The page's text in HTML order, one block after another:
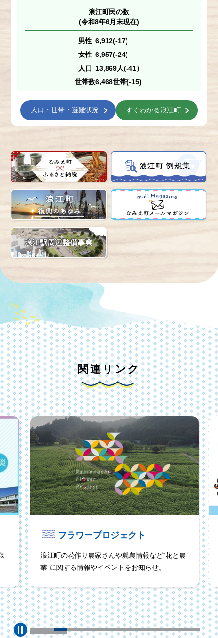
浪江町民の数
(令和8年6月末現在)
男性 6,912(-17)
女性 6,957(-24)
人口 13,869人(-41）
世帯数6,468世帯(-15)
人口・世帯・避難状況 すぐわかる浪江町
関連リンク
うけどん広場
うけどんデザインのダウンロード、着ぐるみ・
商用利用の申請ができます。